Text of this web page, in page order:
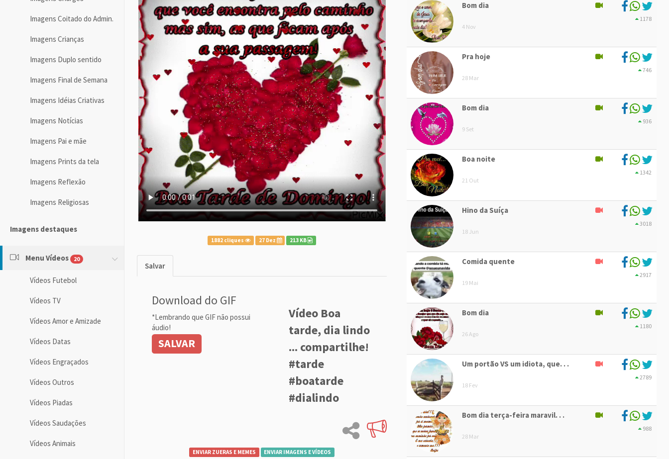
Imagens Coitado do Admin.
Imagens Crianças
Imagens Duplo sentido
Imagens Final de Semana
Imagens Idéias Criativas
Imagens Notícias
Imagens Pai e mãe
Imagens Prints da tela
Imagens Reflexão
Imagens Religiosas
Imagens destaques
Menu Vídeos 20
Vídeos Futebol
Vídeos TV
Vídeos Amor e Amizade
Vídeos Datas
Vídeos Engraçados
Vídeos Outros
Vídeos Piadas
Vídeos Saudações
Vídeos Animais
1882 cliques 27 Dez 213 KB
Salvar
Download do GIF
*Lembrando que GIF não possui
áudio!
SALVAR
Vídeo Boa
tarde, dia lindo
... compartilhe!
#tarde
#boatarde
#dialindo
ENVIAR ZUERAS E MEMES ENVIAR IMAGENS E VÍDEOS
Bom dia
4 Nov
1178
Pra hoje
28 Mar
746
Bom dia
9 Set
936
Boa noite
21 Out
1342
Hino da Suíça
18 Jun
3018
Comida quente
19 Mai
2917
Bom dia
26 Ago
1180
Um portão VS um idiota, que. . .
18 Fev
2789
Bom dia terça-feira maravil. . .
28 Mar
988